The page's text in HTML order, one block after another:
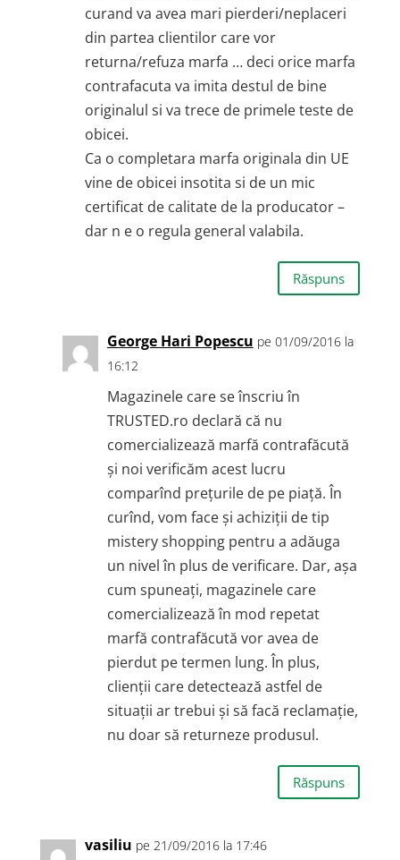
curand va avea mari pierderi/neplaceri
din partea clientilor care vor
returna/refuza marfa … deci orice marfa
contrafacuta va imita destul de bine
originalul si va trece de primele teste de
obicei.
Ca o completara marfa originala din UE
vine de obicei insotita si de un mic
certificat de calitate de la producator –
dar n e o regula general valabila.
Răspuns
George Hari Popescu pe 01/09/2016 la
16:12
Magazinele care se înscriu în
TRUSTED.ro declară că nu
comercializează marfă contrafăcută
și noi verificăm acest lucru
comparînd prețurile de pe piață. În
curînd, vom face și achiziții de tip
mistery shopping pentru a adăuga
un nivel în plus de verificare. Dar, așa
cum spuneați, magazinele care
comercializează în mod repetat
marfă contrafăcută vor avea de
pierdut pe termen lung. În plus,
clienții care detectează astfel de
situații ar trebui și să facă reclamație,
nu doar să returneze produsul.
Răspuns
vasiliu pe 21/09/2016 la 17:46